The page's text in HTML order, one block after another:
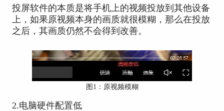
投屏软件的本质是将手机上的视频投放到其他设备
上，如果原视频本身的画质就很模糊，那么在投放
之后，其画质仍然不会得到改善。
图1：原视频模糊
2.电脑硬件配置低